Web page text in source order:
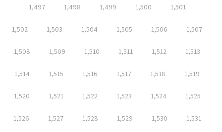
1,497 1,498 1,499 1,500 1,501
1,502 1,503 1,504 1,505 1,506 1,507
1,508 1,509 1,510 1,511 1,512 1,513
1,514 1,515 1,516 1,517 1,518 1,519
1,520 1,521 1,522 1,523 1,524 1,525
1,526 1,527 1,528 1,529 1,530 1,531